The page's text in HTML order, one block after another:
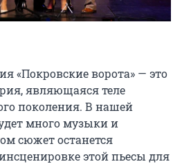
«Покровские ворота» — это
являющаяся теле
поколения. В нашей
много музыки и
сюжет останется
этой пьесы для